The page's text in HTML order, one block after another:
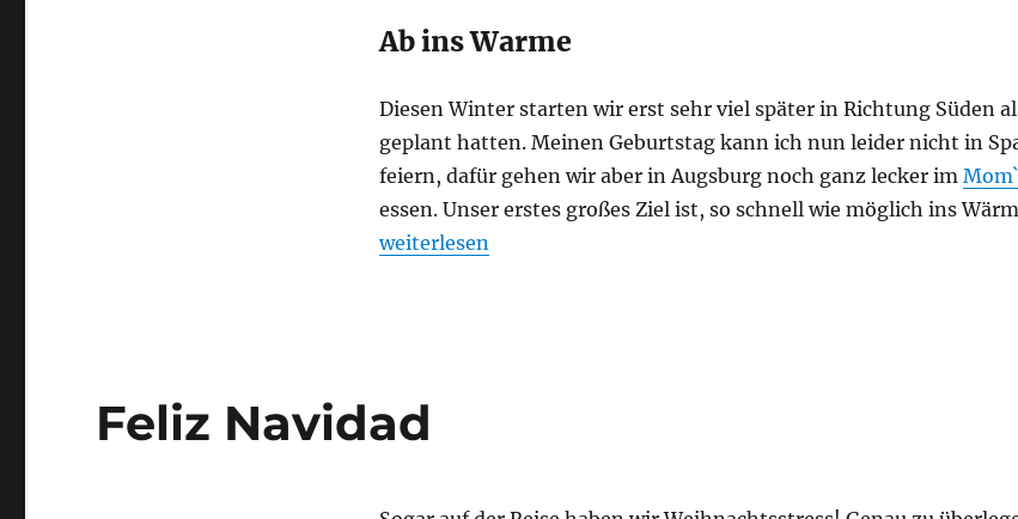
Ab ins Warme
Diesen Winter starten wir erst sehr viel später in Richtung Süden
geplant hatten. Meinen Geburtstag kann ich nun leider nicht in
feiern, dafür gehen wir aber in Augsburg noch ganz lecker im
essen. Unser erstes großes Ziel ist, so schnell wie möglich ins
„Wieder Spanien, aber diesmal am Mittelmeer“
weiterlesen
Feliz Navidad